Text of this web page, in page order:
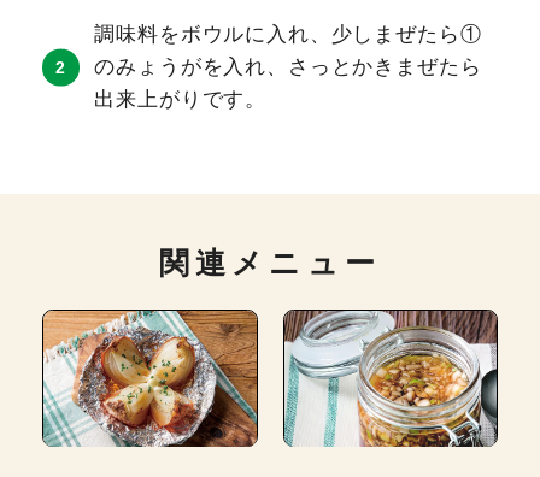
調味料をボウルに入れ、少しまぜたら①
のみょうがを入れ、さっとかきまぜたら
出来上がりです。
関連メニュー